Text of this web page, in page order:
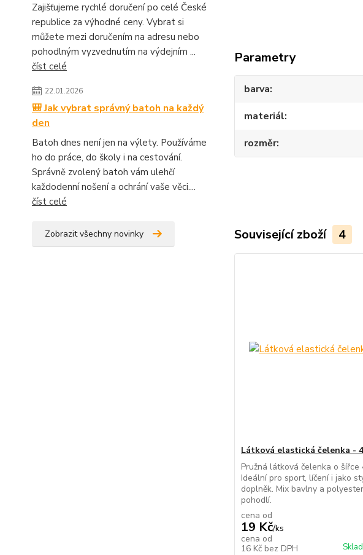
Zajišťujeme rychlé doručení po celé České
republice za výhodné ceny. Vybrat si
můžete mezi doručením na adresu nebo
pohodlným vyzvednutím na výdejním ...
číst celé
22.01.2026
🎒 Jak vybrat správný batoh na každý
den
Batoh dnes není jen na výlety. Používáme
ho do práce, do školy i na cestování.
Správně zvolený batoh vám ulehčí
každodenní nošení a ochrání vaše věci....
číst celé
Zobrazit všechny novinky
Parametry
barva
materiál
rozměr
Související zboží 4
Látková elastická čelenka -
Pružná látková čelenka o šířce
Ideální pro sport, líčení i jako
doplněk. Mix bavlny a
pohodlí.
cena od
19 Kč/ks
cena od
16 Kč bez DPH